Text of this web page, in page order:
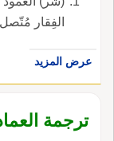
الفِقار
عرض المزيد
ترجمة